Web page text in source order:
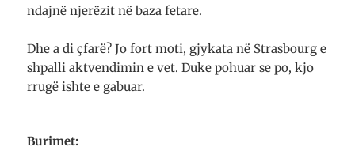
ndajnë njerëzit në baza fetare.
Dhe a di çfarë? Jo fort moti, gjykata në Strasbourg e
shpalli aktvendimin e vet. Duke pohuar se po, kjo
rrugë ishte e gabuar.
Burimet: